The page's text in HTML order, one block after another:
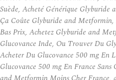
Suède, Acheté Générique
Ça Coûte Glyburide and Metformin,
Bas Prix, Achetez Glyburide and
Glucovance Inde, Ou Trouver Du
Acheter Du Glucovance 500 mg En
Glucovance 500 mg En France